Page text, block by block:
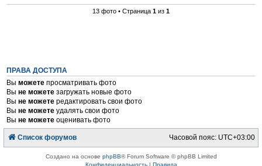
13 фото • Страница 1 из 1
ПРАВА ДОСТУПА
Выможете просматривать фото
Выне можете загружать новые фото
Выне можете редактировать свои фото
Выне можете удалять свои фото
Выне можете оценивать фото
Список форумов Часовой пояс: UTC+03:00
Создано на основе phpBB® Forum Software © phpBB Limited